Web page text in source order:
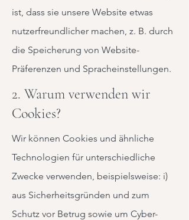
ist, dass sie unsere Website etwas
nutzerfreundlicher machen, z. B. durch
die Speicherung von Website-
Präferenzen und Spracheinstellungen.
2. Warum verwenden wir
Cookies?
Wir können Cookies und ähnliche
Technologien für unterschiedliche
Zwecke verwenden, beispielsweise: i)
aus Sicherheitsgründen und zum
Schutz vor Betrug sowie um Cyber-